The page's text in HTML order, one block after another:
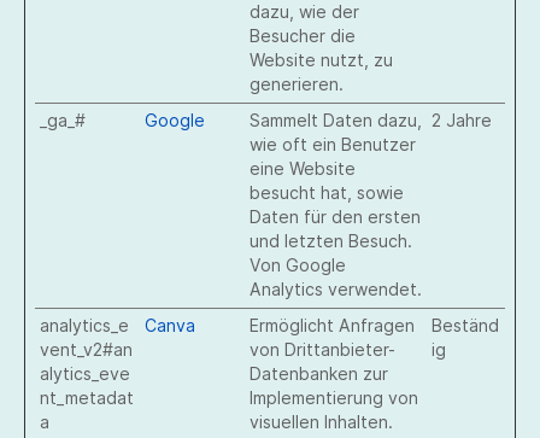
dazu, wie der
Besucher die
Website nutzt, zu
generieren.
_ga_# Google
Sammelt Daten dazu,
wie oft ein Benutzer
eine Website
besucht hat, sowie
Daten für den ersten
und letzten Besuch.
Von Google
Analytics verwendet.
2 Jahre
analytics_e
vent_v2#an
alytics_eve
nt_metadat
a
Canva
Ermöglicht Anfragen
von Drittanbieter-
Datenbanken zur
Implementierung von
visuellen Inhalten.
Beständ
ig